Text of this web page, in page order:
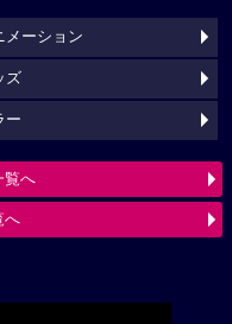
メーション
ズ
ー
覧へ
へ